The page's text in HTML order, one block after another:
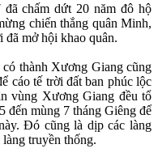
chấm dứt 20 năm đô hộ
chiến thắng quân Minh,
mở hội khao quân.
thành Xương Giang cũng
cáo tế trời đất ban phúc lộc
vùng Xương Giang đều tổ
đến mùng 7 tháng Giêng để
Đó cũng là dịp các làng
truyền thống.